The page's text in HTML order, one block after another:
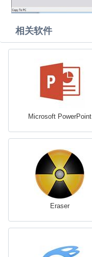
相关软件
Microsoft PowerPoint
Eraser